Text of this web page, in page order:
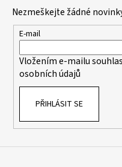
Nezmeškejte žádné
E-mail
Vložením e-mailu
osobních údajů
PŘIHLÁSIT SE